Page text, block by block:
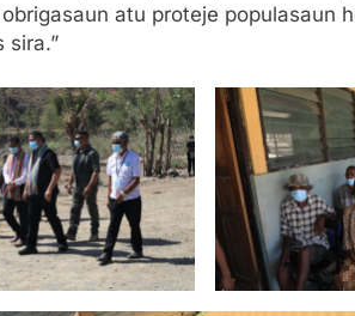
atu proteje populasaun
sira.”